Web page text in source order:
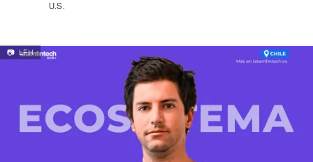
U.S.
📷 LFH